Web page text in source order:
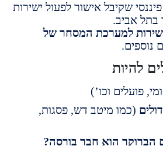
אישור לפעול ישירות
המסחר של
וכו’)
מיטב דש, פסגות,
הוא חבר בורסה?